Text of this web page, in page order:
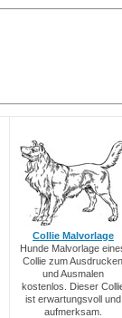
Collie Malvorlage
Hunde Malvorlage
Collie zum
und Ausmalen
kostenlos. Dieser
ist erwartungsvoll und
aufmerksam.